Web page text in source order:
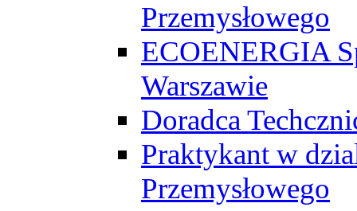
Przemysłowego
ECOENERGIA
Warszawie
Doradca
Praktykant w
Przemysłowego